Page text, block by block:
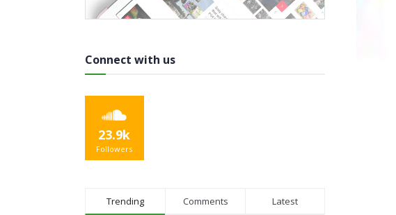
Connect with us
23.9k
Followers
Trending Comments Latest